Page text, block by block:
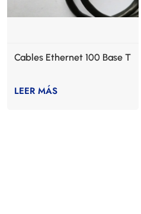
Cables Ethernet 100 Base T
LEER MÁS